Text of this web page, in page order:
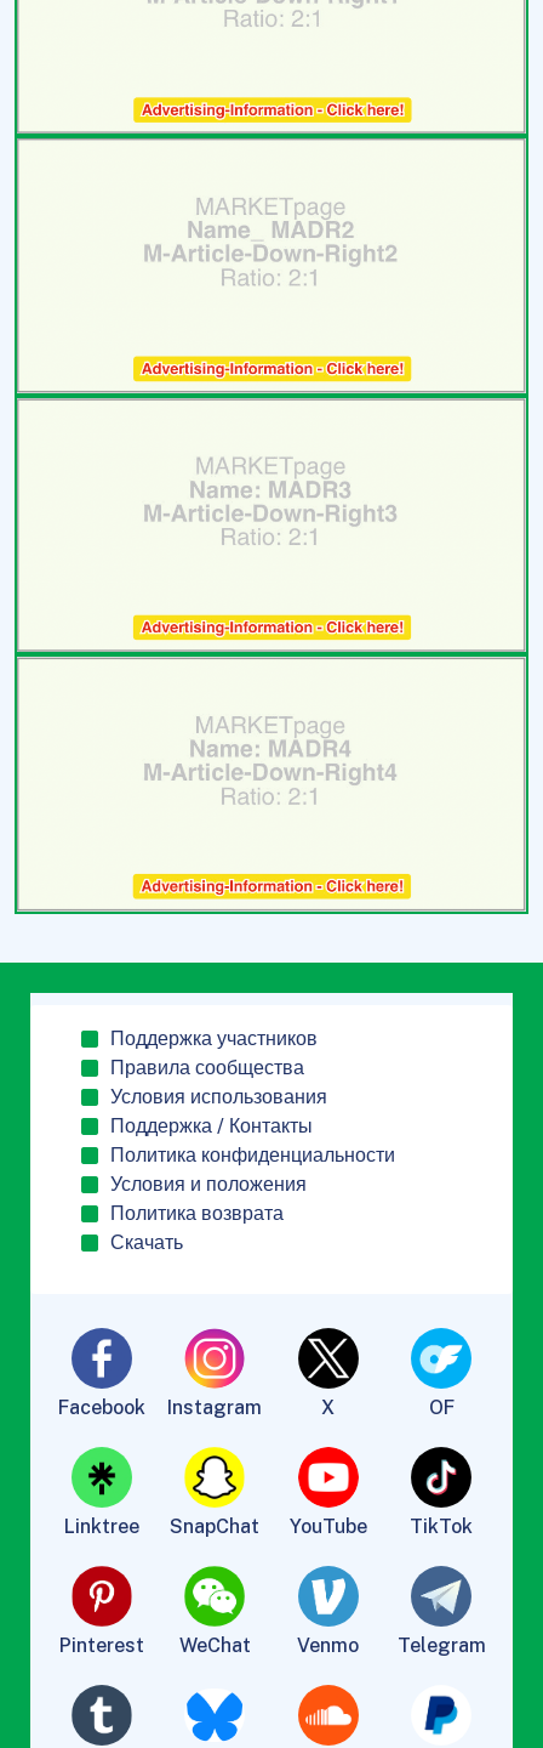
Поддержка участников
Правила сообщества
Условия использования
Поддержка / Контакты
Политика конфиденциальности
Условия и положения
Политика возврата
Скачать
Facebook Instagram X OF
Linktree SnapChat YouTube TikTok
Pinterest WeChat Venmo Telegram